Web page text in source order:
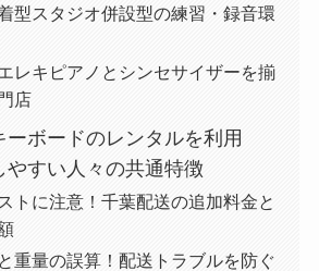
型スタジオ併設型の練習・録音環
レキピアノとシンセサイザーを揃
店
ーボードのレンタルを利用
やすい人々の共通特徴
トに注意！千葉配送の追加料金と
重量の誤算！配送トラブルを防ぐ